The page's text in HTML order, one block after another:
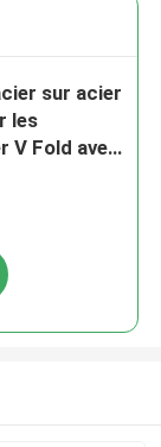
sur acier
les
V Fold avec